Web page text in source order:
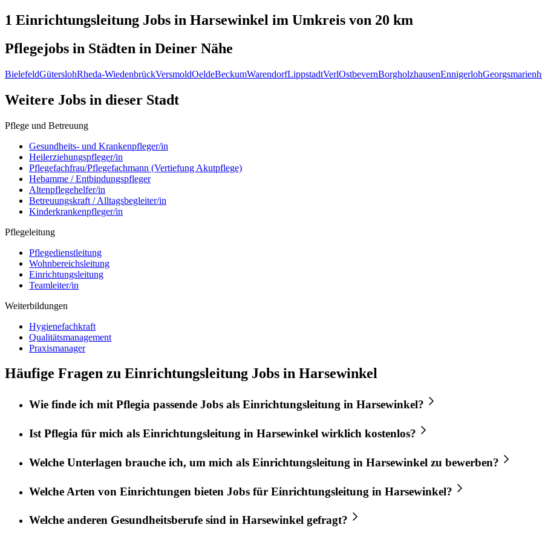
1 Einrichtungsleitung Jobs in Harsewinkel im Umkreis von 20 km
Pflegejobs in Städten in Deiner Nähe
BielefeldGüterslohRheda-WiedenbrückVersmoldOeldeBeckumWarendorfLippstadtVerlOstbevernBorgholzhausenEnnigerloh
Weitere Jobs in dieser Stadt
Pflege und Betreuung
Gesundheits- und Krankenpfleger/in
Heilerziehungspfleger/in
Pflegefachfrau/Pflegefachmann (Vertiefung Akutpflege)
Hebamme / Entbindungspfleger
Altenpflegehelfer/in
Betreuungskraft / Alltagsbegleiter/in
Kinderkrankenpfleger/in
Pflegeleitung
Pflegedienstleitung
Wohnbereichsleitung
Einrichtungsleitung
Teamleiter/in
Weiterbildungen
Hygienefachkraft
Qualitätsmanagement
Praxismanager
Häufige Fragen zu Einrichtungsleitung Jobs in Harsewinkel
Wie finde ich mitPflegia passende Jobs als Einrichtungsleitung in Harsewinkel?
Ist Pflegia für mich als Einrichtungsleitung in Harsewinkel wirklich kostenlos?
Welche Unterlagen brauche ich, um mich als Einrichtungsleitung in Harsewinkel zu bewerben?
Welche Arten von Einrichtungen bieten Jobs für Einrichtungsleitung in Harsewinkel?
Welche anderen Gesundheitsberufe sind in Harsewinkel gefragt?